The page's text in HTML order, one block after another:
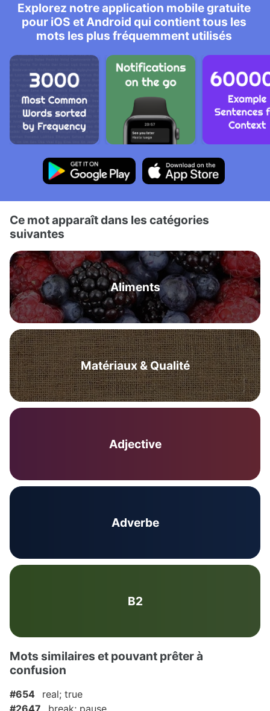
Explorez notre application mobile gratuite
pour iOS et Android qui contient tous les
mots les plus fréquemment utilisés
Ce mot apparaît dans les catégories
suivantes
Aliments
Matériaux & Qualité
Adjective
Adverbe
B2
Mots similaires et pouvant prêter à
confusion
#654
real; true
#2647
break; pause